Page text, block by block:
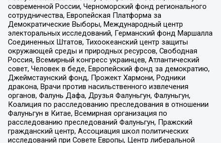
современной России, Черноморский фонд регионального
сотрудничества, Европейская Платформа за
Демократические Выборы, Международный центр
электоральных исследований, Германский фонд Маршалла
Соединенных Штатов, Тихоокеанский центр защиты
окружающей среды и природных ресурсов, Свободная
Россия, Всемирный конгресс украинцев, Атлантический
совет, Человек в беде, Европейский фонд за демократию,
Джеймстаунский фонд, Прожект Хармони, Родники
дракона, Врачи против насильственного извлечения
органов, Фалунь Дафа, Друзья Фалуньгун, Фалуньгун,
Коалиция по расследованию преследования в отношении
Фалуньгун в Китае, Всемирная организация по
расследованию преследований Фалуньгун, Пражский
гражданский центр, Ассоциация школ политических
исследований при Совете Европы, Центр либеральной